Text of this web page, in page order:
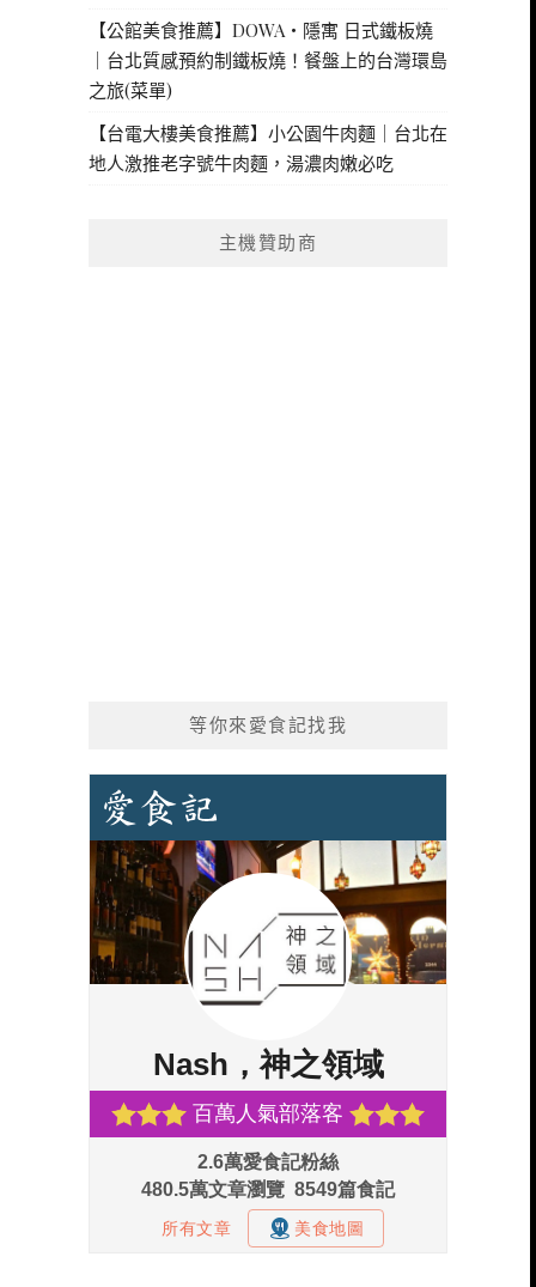
【公館美食推薦】DOWA・隱寓 日式鐵板燒
｜台北質感預約制鐵板燒！餐盤上的台灣環島
之旅(菜單)
【台電大樓美食推薦】小公園牛肉麵｜台北在
地人激推老字號牛肉麵，湯濃肉嫩必吃
主機贊助商
等你來愛食記找我